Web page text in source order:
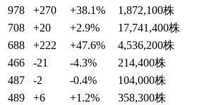
978 +270 +38.1% 1,872,100株
708 +20 +2.9% 17,741,400株
688 +222 +47.6% 4,536,200株
466 -21 -4.3% 214,400株
487 -2 -0.4% 104,000株
489 +6 +1.2% 358,300株